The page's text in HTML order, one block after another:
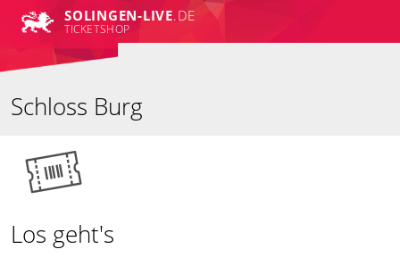
SOLINGEN-LIVE.DE
TICKETSHOP
Schloss Burg
Los geht's